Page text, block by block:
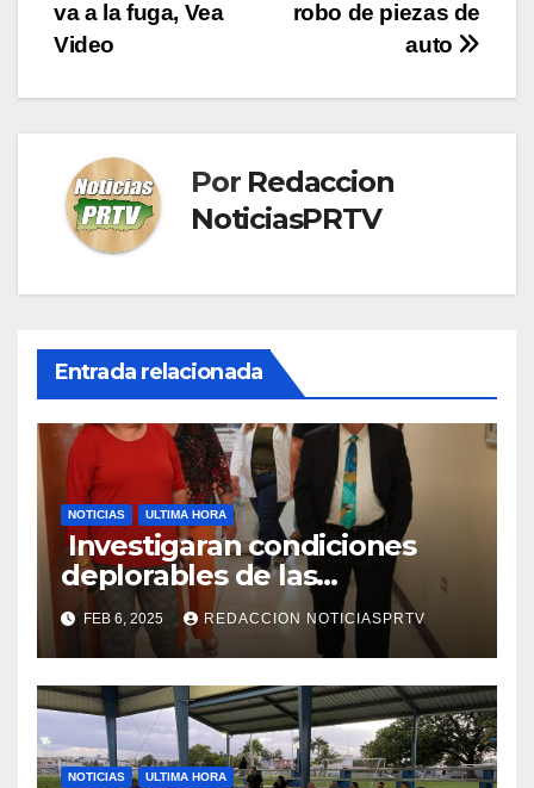
entradas
robo de piezas de
auto
va a la fuga, Vea
Video
Por Redaccion
NoticiasPRTV
Entrada relacionada
NOTICIAS ULTIMA HORA
Investigaran condiciones
deplorables de las
facilidades el Departamento
de la Salud en Mayagüez
FEB 6, 2025 REDACCION NOTICIASPRTV
NOTICIAS ULTIMA HORA